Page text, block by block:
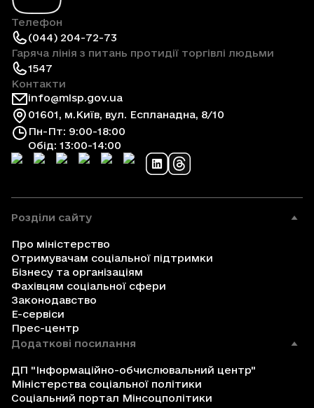
Телефон
(044) 204-72-73
Гаряча лінія з питань протидії торгівлі людьми
1547
Контакти
info@mlsp.gov.ua
01601, м.Київ, вул. Еспланадна, 8/10
Пн-Пт: 9:00-18:00
Обід: 13:00-14:00
Розділи сайту
Про міністерство
Отримувачам соціальної підтримки
Бізнесу та організаціям
Фахівцям соціальної сфери
Законодавство
Е-сервіси
Прес-центр
Додаткові посилання
ДП "Інформаційно-обчислювальний центр"
Міністерства соціальної політики
Соціальний портал Мінсоцполітики